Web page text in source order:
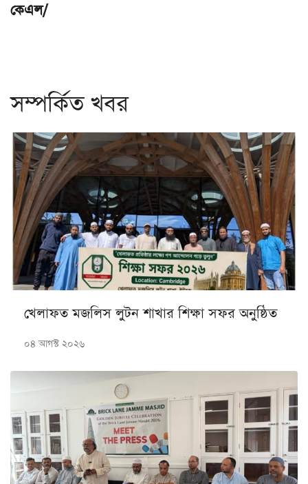
কেএল/
সম্পর্কিত খবর
খেলাফত মজলিস লুটন শাখার শিক্ষা সফর অনুষ্ঠিত
০৪ আগস্ট ২০২৬